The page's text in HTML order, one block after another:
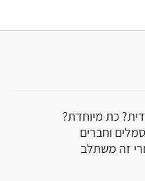
כת מיוחדת?
וחברים
זה משתלב